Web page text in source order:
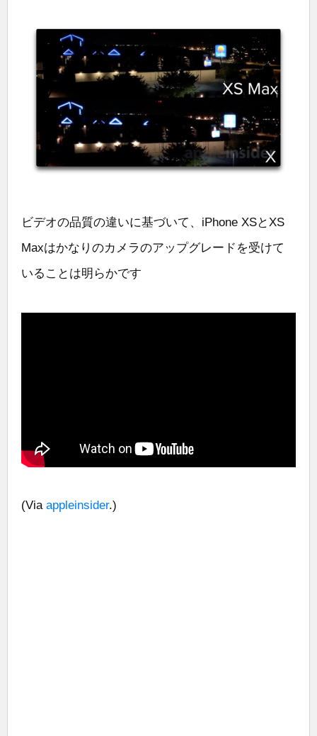
ビデオの品質の違いに基づいて、iPhone XSとXS
Maxはかなりのカメラのアップグレードを受けて
いることは明らかです
(Via appleinsider.)